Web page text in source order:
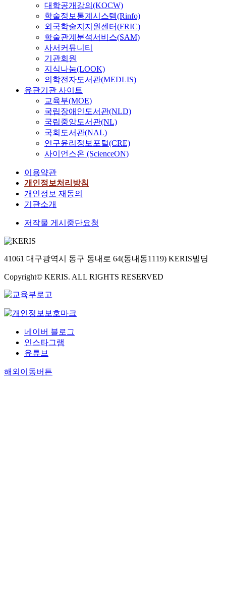
대학공개강의(KOCW)
학술정보통계시스템(Rinfo)
외국학술지지원센터(FRIC)
학술관계분석서비스(SAM)
사서커뮤니티
기관회원
지식나눔(LOOK)
의학전자도서관(MEDLIS)
유관기관 사이트
교육부(MOE)
국립장애인도서관(NLD)
국립중앙도서관(NL)
국회도서관(NAL)
연구윤리정보포털(CRE)
사이언스온 (ScienceON)
이용약관
개인정보처리방침
개인정보 재동의
기관소개
저작물 게시중단요청
41061 대구광역시 동구 동내로 64(동내동1119) KERIS빌딩
Copyright© KERIS. ALL RIGHTS RESERVED
네이버 블로그
인스타그램
유튜브
해외이동버튼